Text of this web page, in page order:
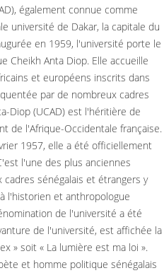
également connue comme
université de Dakar, la capitale du
en 1959, l'université porte le
Cheikh Anta Diop. Elle accueille
et européens inscrits dans
par de nombreux cadres
Diop (UCAD) est l'héritière de
de l'Afrique-Occidentale française.
1957, elle a été officiellement
l'une des plus anciennes
sénégalais et étrangers y
l'historien et anthropologue
de l'université a été
de l'université, est affichée la
» soit « La lumière est ma loi ».
et homme politique sénégalais